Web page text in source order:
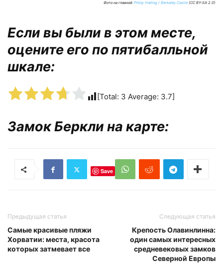
Фото на главной: Philip Halling / Berkeley Castle (CC BY-SA 2.0)
Если вы были в этом месте,
оцените его по пятибалльной
шкале:
[Total: 3 Average: 3.7]
Замок Беркли на карте:
Save
Предыдущая статья
Самые красивые пляжи
Хорватии: места, красота
которых затмевает все
Следующая статья
Крепость Олавинлинна:
один самых интересных
средневековых замков
Северной Европы